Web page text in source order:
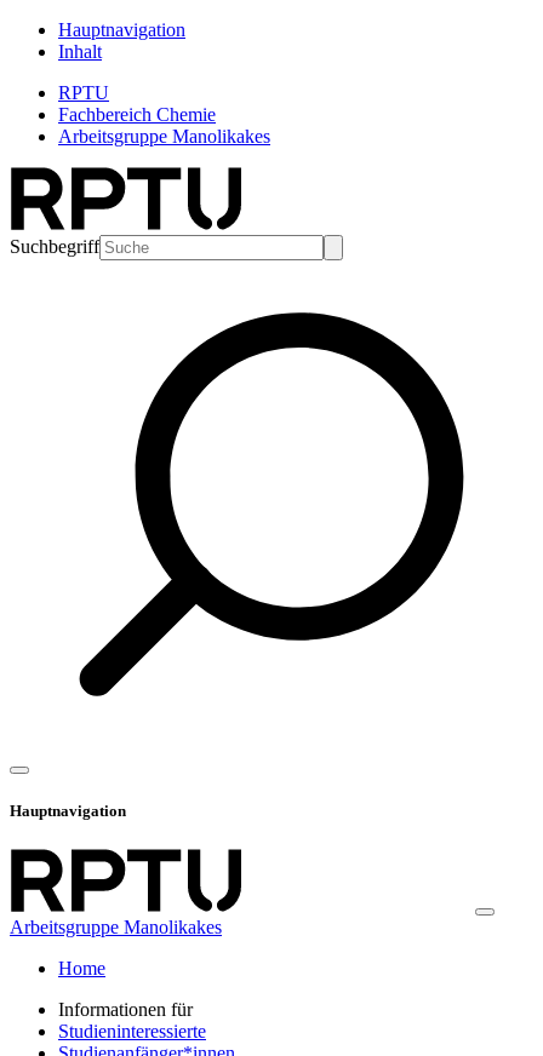
Hauptnavigation
Inhalt
RPTU
Fachbereich Chemie
Arbeitsgruppe Manolikakes
Suchbegriff
Hauptnavigation
Arbeitsgruppe Manolikakes
Home
Informationen für
Studieninteressierte